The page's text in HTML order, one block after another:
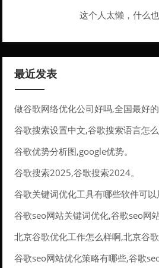
这个人太懒，什么
最近发表
做谷歌网络优化公司好吗,全国最好的
谷歌搜索设置中文,谷歌搜索语言怎么
谷歌优势分析图,google优势。
谷歌搜索2025,谷歌搜索2024。
谷歌关键词优化工具有哪些软件可
有哪些软件可以用的。
谷歌seo网站关键词优化,谷歌seo网
北京谷歌优化工作怎么样啊,北京谷歌
谷歌seo网站优化策略有哪些,谷歌